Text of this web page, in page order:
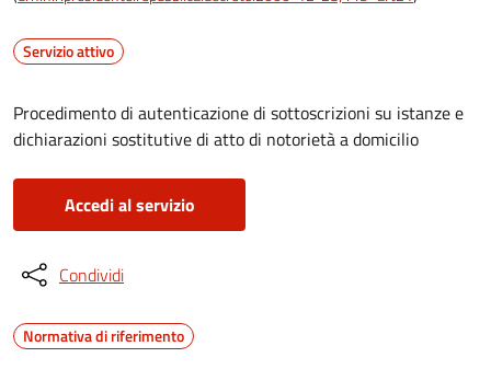
Servizio attivo
Procedimento di autenticazione di sottoscrizioni su istanze e
dichiarazioni sostitutive di atto di notorietà a domicilio
Accedi al servizio
Condividi
Normativa di riferimento